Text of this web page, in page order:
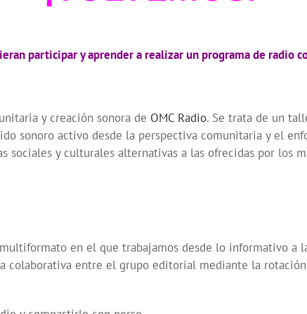
participar y aprender a realizar un programa de radio
y creación sonora de OMC Radio. Se trata de un
sonoro activo desde la perspectiva comunitaria y el
sociales y culturales alternativas a las ofrecidas por los
en el que trabajamos desde lo informativo a
colaborativa entre el grupo editorial mediante la